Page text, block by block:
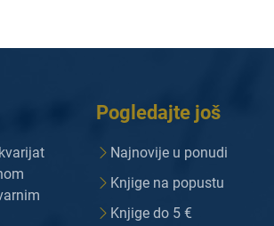
Pogledajte još
Najnovije u ponudi
Knjige na popustu
Knjige do 5 €